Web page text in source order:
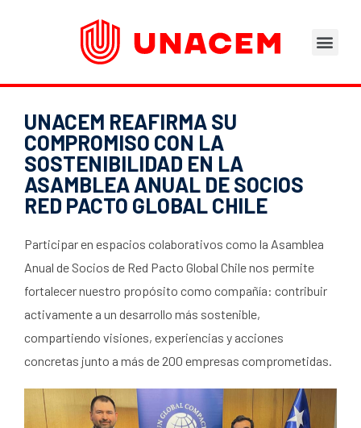
UNACEM REAFIRMA SU
COMPROMISO CON LA
SOSTENIBILIDAD EN LA
ASAMBLEA ANUAL DE SOCIOS
RED PACTO GLOBAL CHILE
Participar en espacios colaborativos como la Asamblea
Anual de Socios de Red Pacto Global Chile nos permite
fortalecer nuestro propósito como compañía: contribuir
activamente a un desarrollo más sostenible,
compartiendo visiones, experiencias y acciones
concretas junto a más de 200 empresas comprometidas.